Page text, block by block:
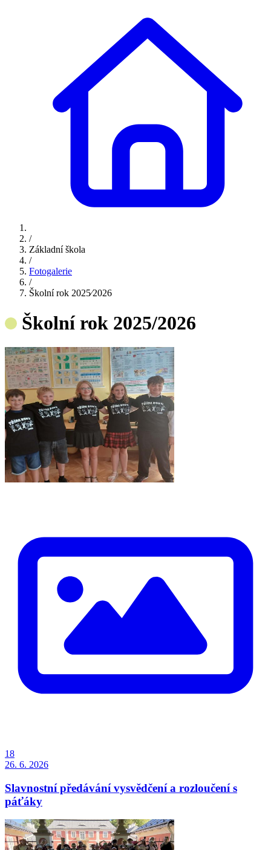
/
Základní škola
/
Fotogalerie
/
Školní rok 2025⁄2026
Školní rok 2025/2026
18
26. 6. 2026
Slavnostní předávání vysvědčení a rozloučení s
páťáky